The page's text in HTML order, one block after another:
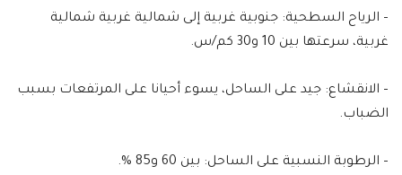
– الرياح السطحية: جنوبية غربية إلى شمالية غربية شمالية
غربية، سرعتها بين 10 و30 كم/س.
– الانقشاع: جيد على الساحل، يسوء أحيانا على المرتفعات بسبب
الضباب.
– الرطوبة النسبية على الساحل: بين 60 و85 %.